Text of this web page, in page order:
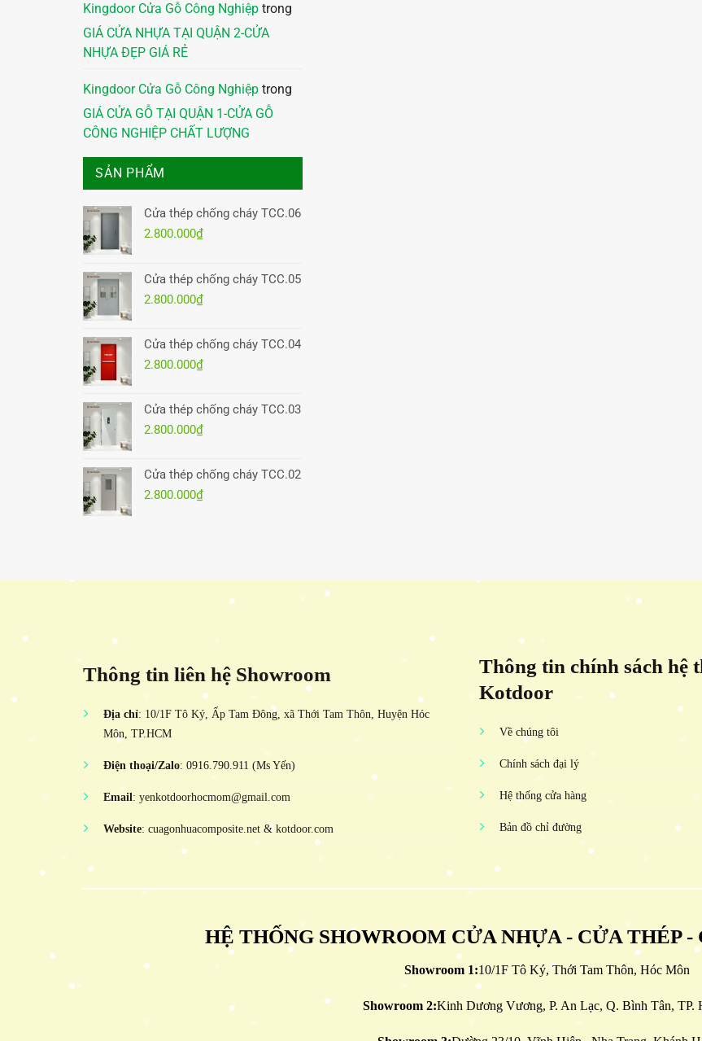
Kingdoor Cửa Gỗ Công Nghiệp trong
GIÁ CỬA NHỰA TẠI QUẬN 2-CỬA
NHỰA ĐẸP GIÁ RẺ
Kingdoor Cửa Gỗ Công Nghiệp trong
GIÁ CỬA GỖ TẠI QUẬN 1-CỬA GỖ
CÔNG NGHIỆP CHẤT LƯỢNG
SẢN PHẨM
Cửa thép chống cháy TCC.06
2.800.000₫
Cửa thép chống cháy TCC.05
2.800.000₫
Cửa thép chống cháy TCC.04
2.800.000₫
Cửa thép chống cháy TCC.03
2.800.000₫
Cửa thép chống cháy TCC.02
2.800.000₫
Thông tin liên hệ Showroom
Địa chỉ: 10/1F Tô Ký, Ấp Tam Đông, xã Thới Tam Thôn, Huyện Hóc
Môn, TP.HCM
Điện thoại/Zalo: 0916.790.911 (Ms Yến)
Email: yenkotdoorhocmom@gmail.com
Website: cuagonhuacomposite.net & kotdoor.com
Thông tin chính sách hệ
Kotdoor
Về chúng tôi
Chính sách đại lý
Hệ thống cửa hàng
Bản đồ chỉ đường
HỆ THỐNG SHOWROOM CỬA NHỰA - CỬA THÉP -
Showroom 1:10/1F Tô Ký, Thới Tam Thôn, Hóc Môn
Showroom 2:Kinh Dương Vương, P. An Lạc, Q. Bình Tân, TP.